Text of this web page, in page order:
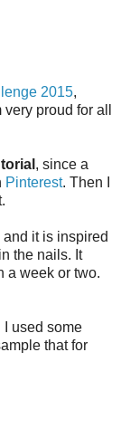
2015,
proud for all
, since a
Pinterest. Then I
and it is inspired
the nails. It
a week or two.
I used some
that for